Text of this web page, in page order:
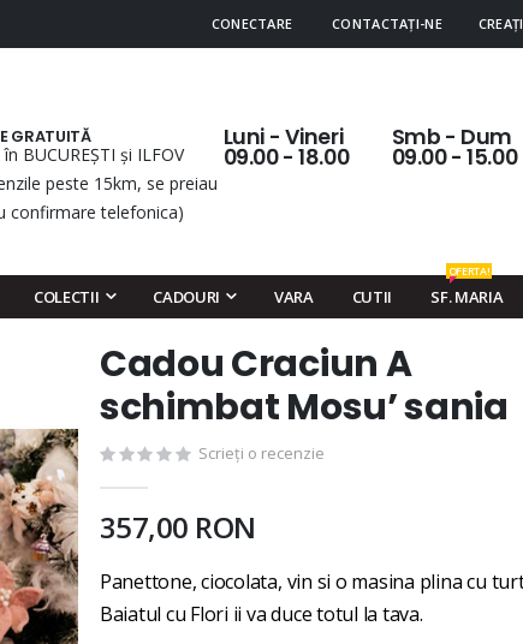
CONECTARE CONTACTAȚI-NE
GRATUITĂ
BUCUREȘTI și ILFOV
peste 15km, se preiau
confirmare telefonica)
Luni - Vineri
09.00 - 18.00
Smb - Dum
09.00 - 15.00
COLECTII CADOURI VARA CUTII SF. MARIA
OFERTA!
Skip
the
beginning
of
images
gallery
Cadou Craciun A
schimbat Mosu’ sania
Scrieți o recenzie
357,00 RON
Panettone, ciocolata, vin si o masina plina cu
Baiatul cu Flori ii va duce totul la tava.